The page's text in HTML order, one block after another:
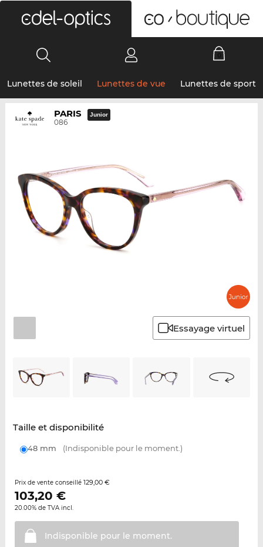
Lunettes de soleil Lunettes de vue Lunettes de sport
PARIS
086
Junior
Essayage virtuel
Taille et disponibilité
48 mm (Indisponible pour le moment.)
Prix de vente conseillé 129,00 €
103,20 €
20.00% de TVA incl.
Indisponible pour le moment.